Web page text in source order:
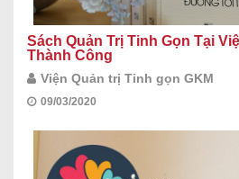
Sách Quản Trị Tinh Gọn Tại
Thành Công
Viện Quản trị Tinh gọn GKM
09/03/2020